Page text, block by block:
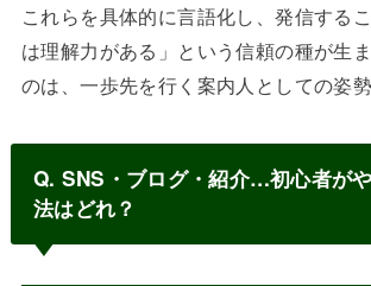
これらを具体的に言語化し、発信する
は理解力がある」という信頼の種が生
のは、一歩先を行く案内人としての姿勢
Q. SNS・ブログ・紹介…初心者が
法はどれ？